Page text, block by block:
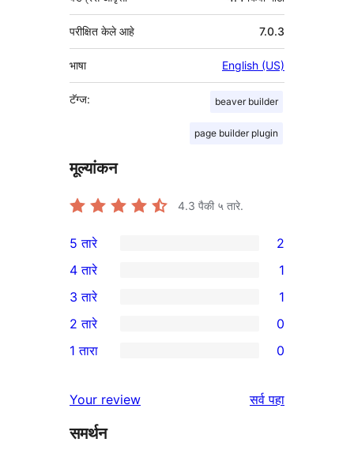
परीक्षित केले आहे 7.0.3
भाषा English (US)
टॅग्ज: beaver builder
page builder plugin
मूल्यांकन
4.3 पैकी ५ तारे.
2
5-
तारांकित
परीक्षणे
5 तारे 2
4-
तारांकित
पुनरावलोकन
4 तारे 1
1
3-
तारांकित
3 तारे 1
2-
परीक्षणे
2 तारे 0
तारांकित
परीक्षणे
1 तारा 0
Your review सर्वपुनरावलोकने
पहा
समर्थन